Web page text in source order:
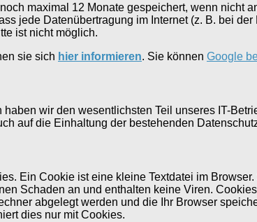
maximal 12 Monate gespeichert, wenn nicht
jede Datenübertragung im Internet (z. B. bei
ist nicht möglich.
sie sich hier informieren. Sie können Google
wir den wesentlichsten Teil unseres IT-
auf die Einhaltung der bestehenden
Ein Cookie ist eine kleine Textdatei im
Schaden an und enthalten keine Viren.
abgelegt werden und die Ihr Browser
dies nur mit Cookies.